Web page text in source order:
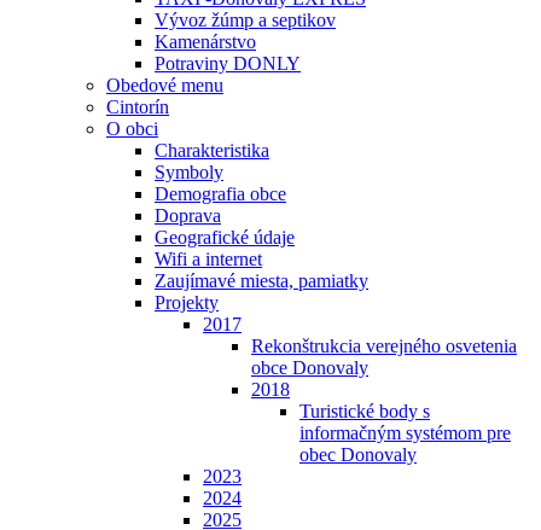
Vývoz žúmp a septikov
Kamenárstvo
Potraviny DONLY
Obedové menu
Cintorín
O obci
Charakteristika
Symboly
Demografia obce
Doprava
Geografické údaje
Wifi a internet
Zaujímavé miesta, pamiatky
Projekty
2017
Rekonštrukcia verejného osvetenia
obce Donovaly
2018
Turistické body s
informačným systémom pre
obec Donovaly
2023
2024
2025